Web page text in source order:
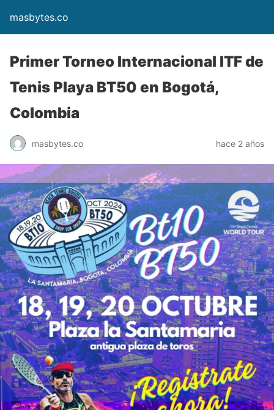
masbytes.co
Primer Torneo Internacional ITF de
Tenis Playa BT50 en Bogotá,
Colombia
masbytes.co hace 2 años